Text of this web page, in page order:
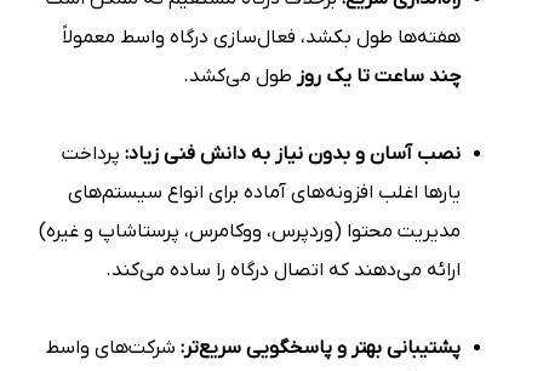
هفته‌ها طول بکشد، فعال‌سازی درگاه واسط معمولاً
چند ساعت تا یک روز طول می‌کشد.
نصب آسان و بدون نیاز به دانش فنی زیاد: پرداخت
یارها اغلب افزونه‌های آماده برای انواع سیستم‌های
مدیریت محتوا (وردپرس، ووکامرس، پرستاشاپ و غیره)
ارائه می‌دهند که اتصال درگاه را ساده می‌کند.
پشتیبانی بهتر و پاسخگویی سریع‌تر: شرکت‌های واسط